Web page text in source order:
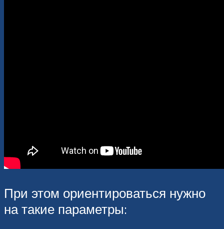
При этом ориентироваться нужно
на такие параметры: